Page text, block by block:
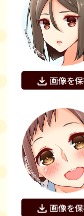
画像を
画像を